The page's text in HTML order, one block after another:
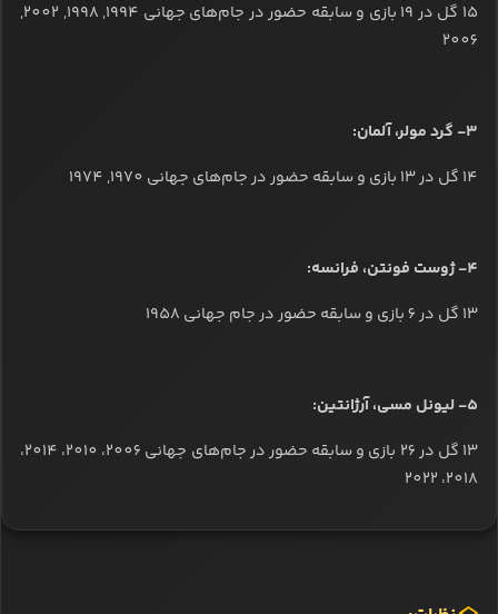
15 گل در 19 بازی و سابقه حضور در جام‌های جهانی 1994, 1998, 2002,
2006
3- گرد مولر، آلمان:
14 گل در 13 بازی و سابقه حضور در جام‌های جهانی 1970, 1974
4- ژوست فونتن، فرانسه:
13 گل در 6 بازی و سابقه حضور در جام‌ جهانی 1958
5- لیونل مسی، آرژانتین:
13 گل در 26 بازی و سابقه حضور در جام‌های جهانی 2006، 2010، 2014،
2018، 2022